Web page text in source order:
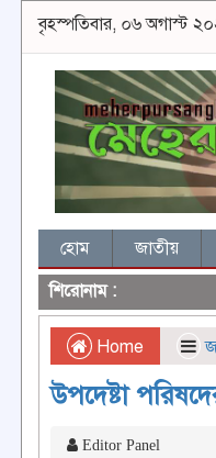
বৃহস্পতিবার, ০৬ অগাস্ট
হোম জাতীয়
শিরোনাম :
Home
উপদেষ্টা
Editor Panel